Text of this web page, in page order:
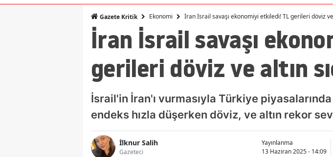
Gazete Kritik Ekonomi İran İsrail savaşı ekonomiyi etkiledi! TL gerileri döviz ve
İran İsrail savaşı
gerileri döviz ve altın
İsrail'in İran'ı vurmasıyla Türkiye
endeks hızla düşerken döviz, ve altın rekor
İlknur Salih
Gazeteci
Yayınlanma
13 Haziran 2025 - 14:09